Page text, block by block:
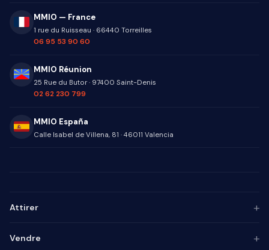
MMIO — France
1 rue du Ruisseau · 66440 Torreilles
06 95 53 90 60
MMIO Réunion
25 Rue du Butor· 97400 Saint-Denis
02 62 230 799
MMIO España
Calle Isabel de Villena, 81 · 46011 Valencia
Attirer +
Marketing de contenu
Vendre +